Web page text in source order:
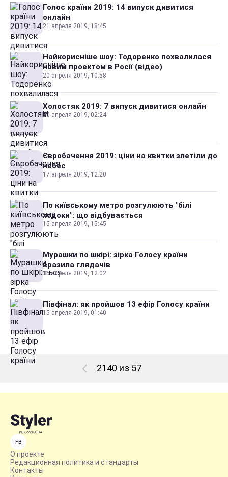
Голос країни 2019: 14 випуск дивитися
онлайн
21 апреля 2019, 18:45
Найкорисніше шоу: Тодоренко похвалилася
новим проектом в Росії (відео)
20 апреля 2019, 10:58
Холостяк 2019: 7 випуск дивитися онлайн
20 апреля 2019, 02:24
Євробачення 2019: ціни на квитки злетіли до
небес
17 апреля 2019, 12:20
По київському метро розгулюють "білі
ходоки": що відбувається
15 апреля 2019, 15:45
Мурашки по шкірі: зірка Голосу країни
вразила глядачів
15 апреля 2019, 12:02
Півфінал: як пройшов 13 ефір Голосу країни
15 апреля 2019, 01:40
2140 из 57
FB
О проекте
Редакционная политика и стандарты
Контакты